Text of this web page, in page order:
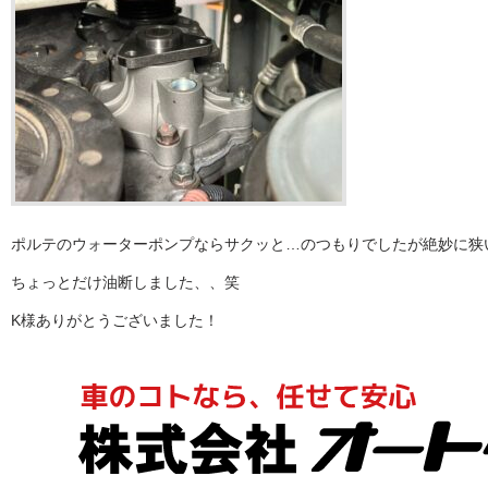
ポルテのウォーターポンプならサクッと…のつもりでしたが絶妙に狭
ちょっとだけ油断しました、、笑
K様ありがとうございました！